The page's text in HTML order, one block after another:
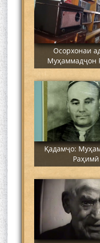
Осорхонаи
Муҳаммадҷон
Қадамҷо:
Раҳимӣ